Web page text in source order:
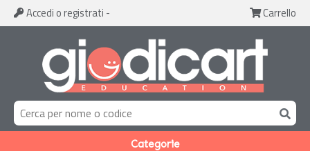
Accedi o registrati - Carrello
Categorie